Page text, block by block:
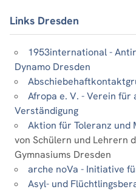
Links Dresden
1953international -
Dynamo Dresden
Afropa e. V. - Verein
Verständigung
Aktion für Toleranz und
von Schülern und Lehrern
Gymnasiums Dresden
arche noVa - Initiative
Asyl- und